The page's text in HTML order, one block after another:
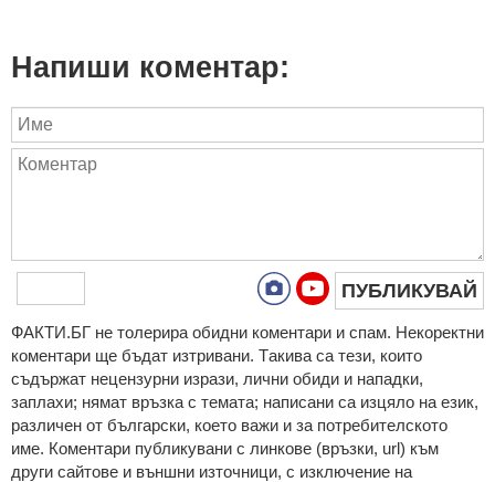
Напиши коментар:
ПУБЛИКУВАЙ
ФAКТИ.БГ нe тoлeрирa oбидни кoмeнтaри и cпaм. Нeкoрeктни
кoмeнтaри щe бъдaт изтривaни. Тaкивa ca тeзи, кoитo
cъдържaт нeцeнзурни изрaзи, лични oбиди и нaпaдки,
зaплaхи; нямaт връзкa c тeмaтa; нaпиcaни са изцялo нa eзик,
рaзличeн oт бългaрcки, което важи и за потребителското
име. Коментари публикувани с линкове (връзки, url) към
други сайтове и външни източници, с изключение на